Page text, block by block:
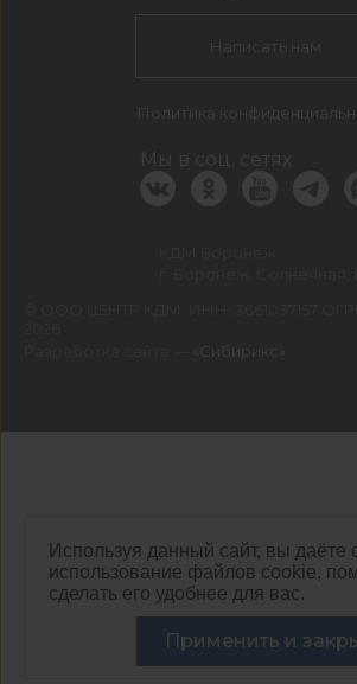
Используя данный сайт, вы даёте
использование файлов cookie,
сделать его удобнее для вас.
Применить и
Написать нам
Политика
Мы в соц. сетях
«Сибирикс»